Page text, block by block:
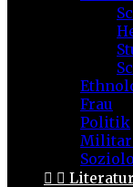
Frau
Politik
  Literatur